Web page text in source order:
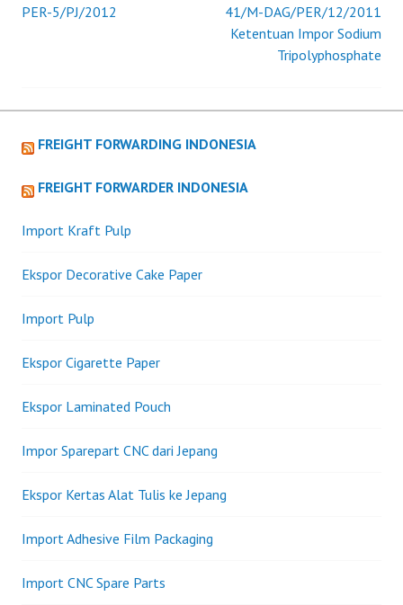
Post
PER-5/PJ/2012
41/M-DAG/PER/12/2011
Ketentuan Impor Sodium
Tripolyphosphate
FREIGHT FORWARDING INDONESIA
FREIGHT FORWARDER INDONESIA
Import Kraft Pulp
Ekspor Decorative Cake Paper
Import Pulp
Ekspor Cigarette Paper
Ekspor Laminated Pouch
Impor Sparepart CNC dari Jepang
Ekspor Kertas Alat Tulis ke Jepang
Import Adhesive Film Packaging
Import CNC Spare Parts